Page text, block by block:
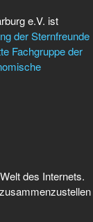
e.V. ist
der Sternfreunde
Fachgruppe der
des Internets.